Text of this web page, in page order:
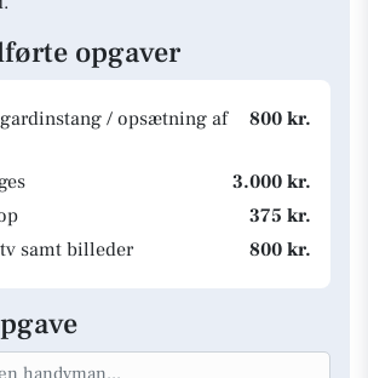
opgaver
/ opsætning af
800 kr.
3.000 kr.
375 kr.
samt billeder
800 kr.